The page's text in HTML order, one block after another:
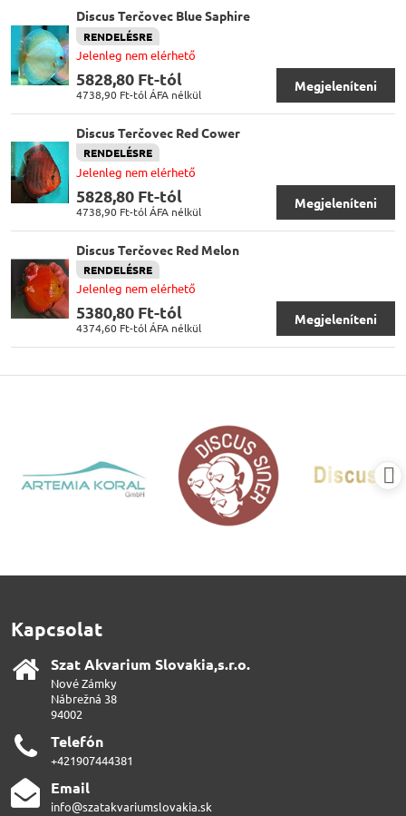
Discus Terčovec Blue Saphire
RENDELÉSRE
Jelenleg nem elérhető
5828,80 Ft-tól
4738,90 Ft-tólÁFA nélkül
Megjeleníteni
Discus Terčovec Red Cower
RENDELÉSRE
Jelenleg nem elérhető
5828,80 Ft-tól
4738,90 Ft-tólÁFA nélkül
Megjeleníteni
Discus Terčovec Red Melon
RENDELÉSRE
Jelenleg nem elérhető
5380,80 Ft-tól
4374,60 Ft-tólÁFA nélkül
Megjeleníteni
Kapcsolat
Szat Akvarium Slovakia,s​.r​.o​.
Nové Zámky
Nábrežná 38
94002
Telefón
+421907444381
Email
info@szatakvariumslovakia.sk